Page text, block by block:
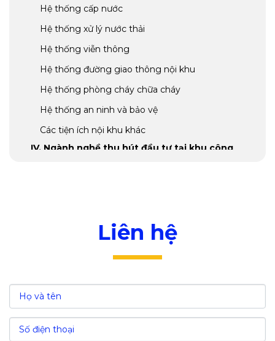
Hệ thống cấp nước
Hệ thống xử lý nước thải
Hệ thống viễn thông
Hệ thống đường giao thông nội khu
Hệ thống phòng cháy chữa cháy
Hệ thống an ninh và bảo vệ
Các tiện ích nội khu khác
IV. Ngành nghề thu hút đầu tư tại khu công
Hòa - Bình Định
VI. Các chi phí đầu tư tại khu công nghiệp
Nhơn Hòa - Bình Định
Hòa - Bình Định
Hòa - Bình Định
Khai thác tiềm năng địa lý
Liên hệ